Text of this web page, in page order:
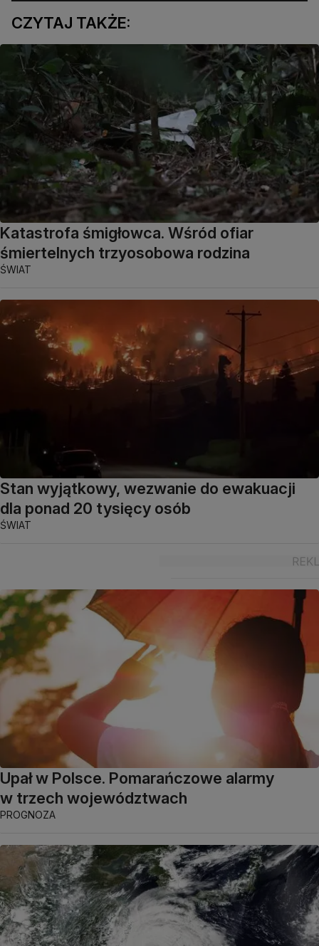
CZYTAJ TAKŻE:
Katastrofa śmigłowca. Wśród ofiar
śmiertelnych trzyosobowa rodzina
ŚWIAT
Stan wyjątkowy, wezwanie do ewakuacji
dla ponad 20 tysięcy osób
ŚWIAT
Upał w Polsce. Pomarańczowe alarmy
w trzech województwach
PROGNOZA